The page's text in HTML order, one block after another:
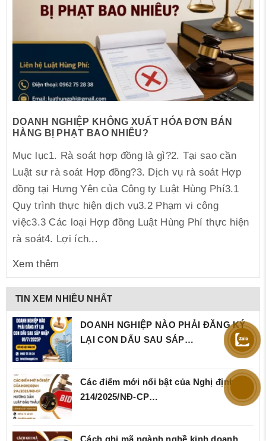
DOANH NGHIỆP KHÔNG XUẤT HÓA ĐƠN BÁN
HÀNG BỊ PHẠT BAO NHIÊU?
Mục lục1. Rà soát hợp đồng là gì?2. Tại sao cần
Luật sư rà soát Hợp đồng?3. Dịch vụ rà soát Hợp
đồng tại Hưng Yên của Công ty Luật Hùng Phí3.1
Quy trình thực hiện dịch vụ3.2 Phạm vi công
việc3.3 Các loại Hợp đồng Luật Hùng Phí thực hiện
rà soát4. Lợi ích...
Xem thêm
TIN XEM NHIỀU NHẤT
DOANH NGHIỆP NÀO PHẢI ĐĂNG KÝ
LẠI CON DẤU SAU SÁP…
Các điểm mới nổi bật của Nghị định
214/2025/NĐ‑CP…